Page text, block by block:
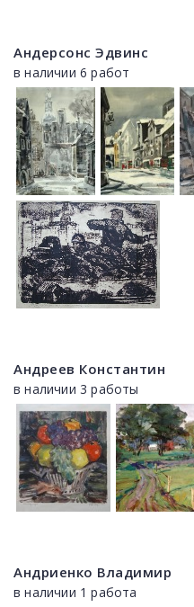
Андерсонс Эдвинс
в наличии 6 работ
Андреев Константин
в наличии 3 работы
Андриенко Владимир
в наличии 1 работа